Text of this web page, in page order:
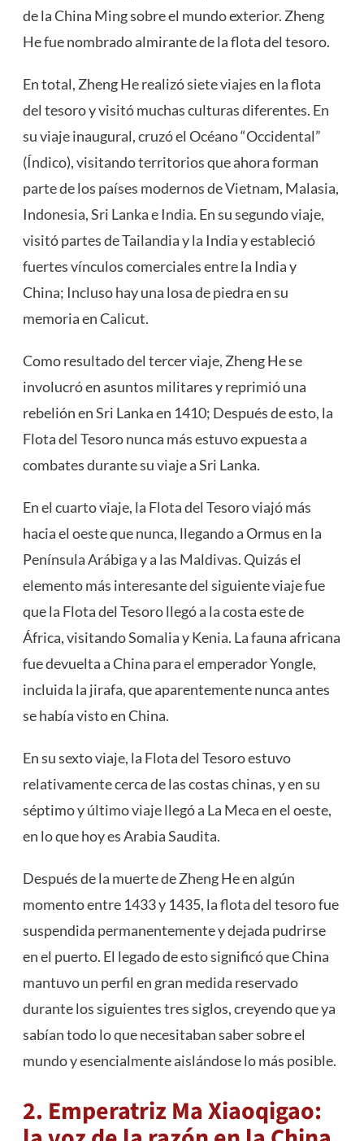
de la China Ming sobre el mundo exterior. Zheng
He fue nombrado almirante de la flota del tesoro.
En total, Zheng He realizó siete viajes en la flota
del tesoro y visitó muchas culturas diferentes. En
su viaje inaugural, cruzó el Océano “Occidental”
(Índico), visitando territorios que ahora forman
parte de los países modernos de Vietnam, Malasia,
Indonesia, Sri Lanka e India. En su segundo viaje,
visitó partes de Tailandia y la India y estableció
fuertes vínculos comerciales entre la India y
China; Incluso hay una losa de piedra en su
memoria en Calicut.
Como resultado del tercer viaje, Zheng He se
involucró en asuntos militares y reprimió una
rebelión en Sri Lanka en 1410; Después de esto, la
Flota del Tesoro nunca más estuvo expuesta a
combates durante su viaje a Sri Lanka.
En el cuarto viaje, la Flota del Tesoro viajó más
hacia el oeste que nunca, llegando a Ormus en la
Península Arábiga y a las Maldivas. Quizás el
elemento más interesante del siguiente viaje fue
que la Flota del Tesoro llegó a la costa este de
África, visitando Somalia y Kenia. La fauna africana
fue devuelta a China para el emperador Yongle,
incluida la jirafa, que aparentemente nunca antes
se había visto en China.
En su sexto viaje, la Flota del Tesoro estuvo
relativamente cerca de las costas chinas, y en su
séptimo y último viaje llegó a La Meca en el oeste,
en lo que hoy es Arabia Saudita.
Después de la muerte de Zheng He en algún
momento entre 1433 y 1435, la flota del tesoro fue
suspendida permanentemente y dejada pudrirse
en el puerto. El legado de esto significó que China
mantuvo un perfil en gran medida reservado
durante los siguientes tres siglos, creyendo que ya
sabían todo lo que necesitaban saber sobre el
mundo y esencialmente aislándose lo más posible.
2. Emperatriz Ma Xiaoqigao: